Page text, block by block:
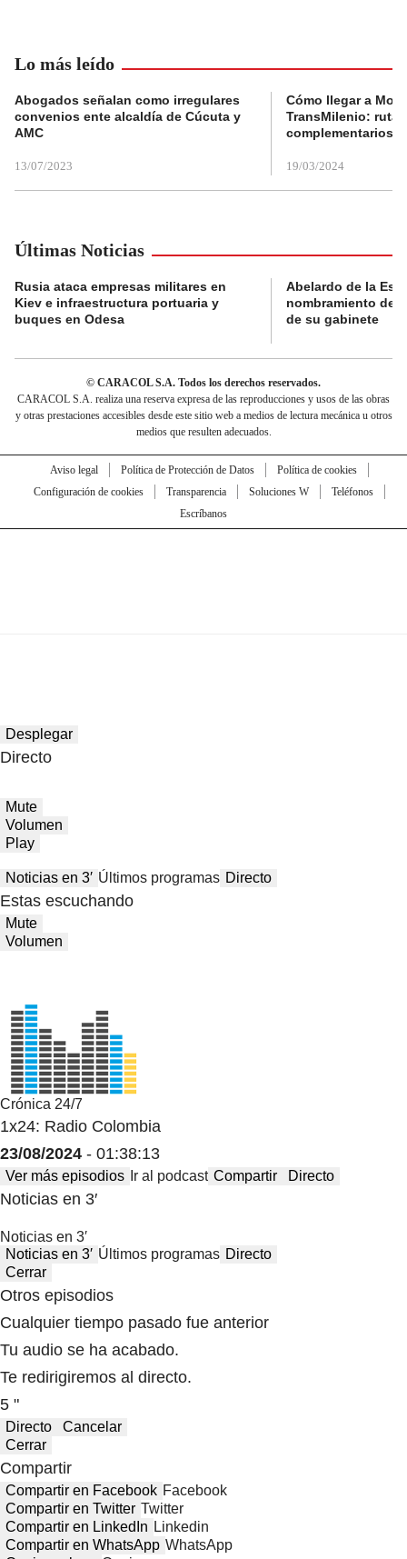
Lo más leído
Abogados señalan como irregulares
convenios ente alcaldía de Cúcuta y
AMC
13/07/2023
Cómo llegar a
TransMilenio:
complementarios
19/03/2024
Últimas Noticias
Rusia ataca empresas militares en
Kiev e infraestructura portuaria y
buques en Odesa
Abelardo de la
nombramiento de
de su gabinete
© CARACOL S.A. Todos los derechos reservados.
CARACOL S.A. realiza una reserva expresa de las reproducciones y usos de las obras
y otras prestaciones accesibles desde este sitio web a medios de lectura mecánica u otros
medios que resulten adecuados.
Aviso legal Política de Protección de Datos
Política de cookies
Configuración de cookies
Transparencia Soluciones W
Teléfonos
Escríbanos
Desplegar
Directo
Mute
Volumen
Play
Noticias en 3′ Últimos programas Directo
Estas escuchando
Mute
Volumen
Crónica 24/7
1x24: Radio Colombia
23/08/2024 - 01:38:13
Ver más episodios Ir al podcast Compartir Directo
Noticias en 3′
Noticias en 3′
Noticias en 3′ Últimos programas Directo
Cerrar
Otros episodios
Cualquier tiempo pasado fue anterior
Tu audio se ha acabado.
Te redirigiremos al directo.
5 "
Directo
Cancelar
Cerrar
Compartir
Compartir en Facebook Facebook
Compartir en Twitter Twitter
Compartir en LinkedIn Linkedin
Compartir en WhatsApp WhatsApp